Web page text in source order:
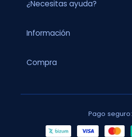
¿Necesitas ayuda?
Información
Compra
Pago seguro: